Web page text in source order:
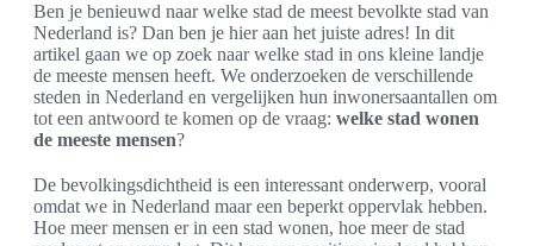
Ben je benieuwd naar welke stad de meest bevolkte stad van
Nederland is? Dan ben je hier aan het juiste adres! In dit
artikel gaan we op zoek naar welke stad in ons kleine landje
de meeste mensen heeft. We onderzoeken de verschillende
steden in Nederland en vergelijken hun inwonersaantallen om
tot een antwoord te komen op de vraag: welke stad wonen
de meeste mensen?
De bevolkingsdichtheid is een interessant onderwerp, vooral
omdat we in Nederland maar een beperkt oppervlak hebben.
Hoe meer mensen er in een stad wonen, hoe meer de stad